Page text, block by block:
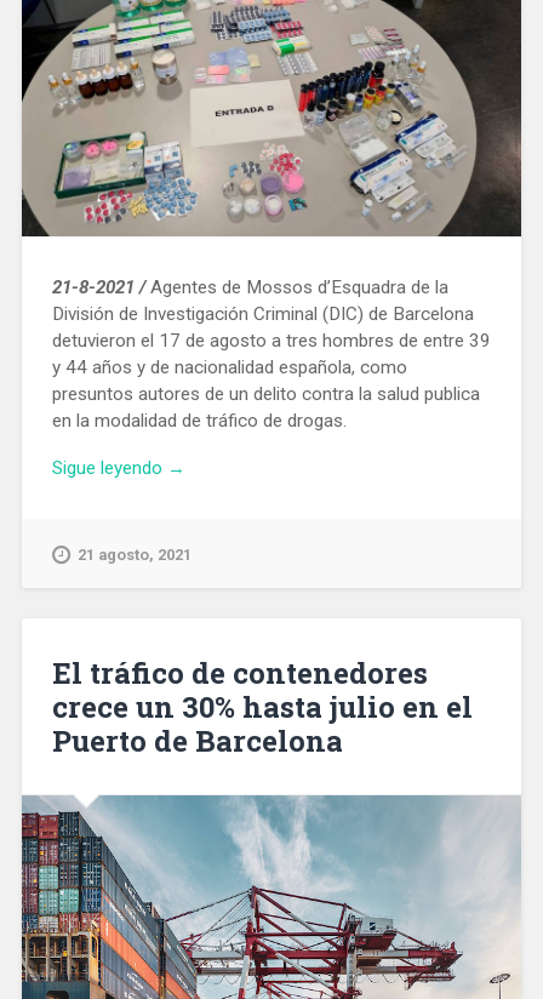
21-8-2021 /Agentes de Mossos d’Esquadra de la
División de Investigación Criminal (DIC) de Barcelona
detuvieron el 17 de agosto a tres hombres de entre 39
y 44 años y de nacionalidad española, como
presuntos autores de un delito contra la salud publica
en la modalidad de tráfico de drogas.
Sigue leyendo «Desmantelan
un
con
drogas
sintéticas
receta»
→
21 agosto, 2021
El tráfico de contenedores
crece un 30% hasta julio en el
Puerto de Barcelona